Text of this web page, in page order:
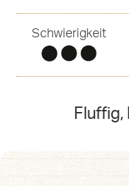
Schwierigkeit
Fluffig,